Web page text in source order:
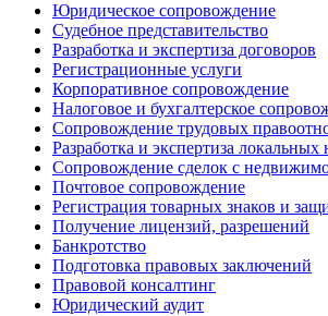
Юридическое сопровождение
Судебное представительство
Разработка и экспертиза договоров
Регистрационные услуги
Корпоративное сопровождение
Налоговое и бухгалтерское
Сопровождение трудовых
Разработка и экспертиза
Сопровождение сделок с
Почтовое сопровождение
Регистрация товарных знаков и
Получение лицензий, разрешений
Банкротство
Подготовка правовых заключений
Правовой консалтинг
Юридический аудит